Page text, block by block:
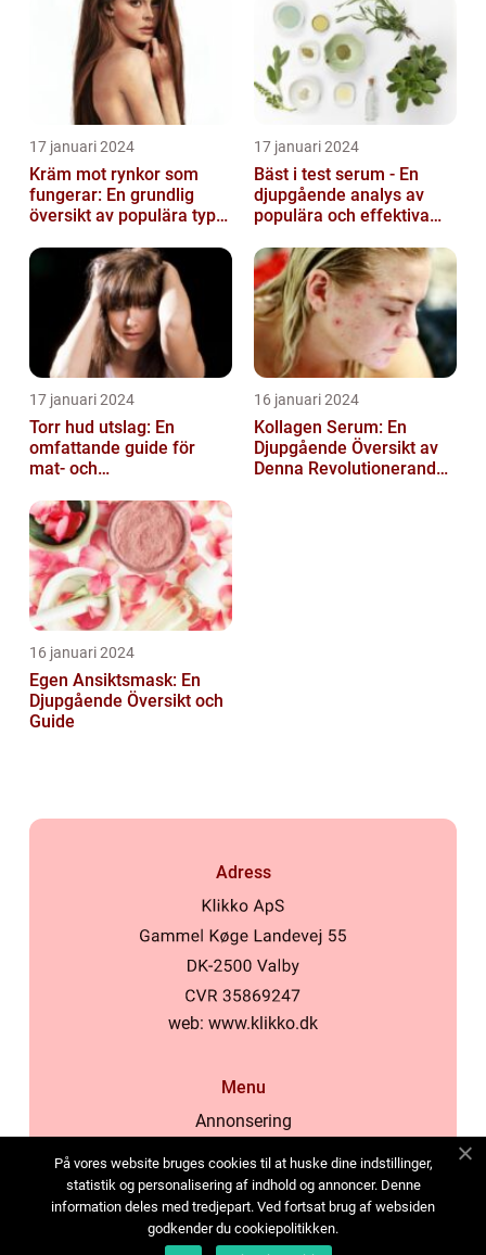
17 januari 2024
Kräm mot rynkor som
fungerar: En grundlig
översikt av populära typer
17 januari 2024
Bäst i test serum - En
djupgående analys av
populära och effektiva
17 januari 2024
Torr hud utslag: En
omfattande guide för
mat- och
16 januari 2024
Kollagen Serum: En
Djupgående Översikt av
Denna Revolutionerande
16 januari 2024
Egen Ansiktsmask: En
Djupgående Översikt och
Guide
Adress
web: www.klikko.dk
Menu
Annonsering
Cookies
Kontakta oss
Sitemap
På vores website bruges cookies til at huske dine indstillinger,
statistik og personalisering af indhold og annoncer. Denne
information deles med tredjepart. Ved fortsat brug af websiden
godkender du cookiepolitikken.